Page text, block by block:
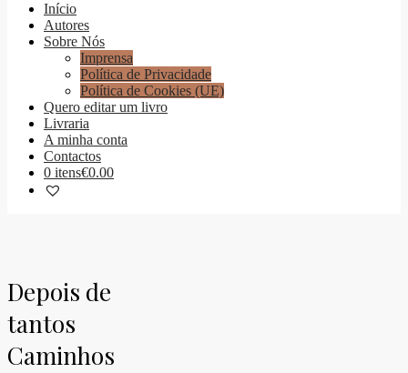
Início
Autores
Sobre Nós
Imprensa
Política de Privacidade
Política de Cookies (UE)
Quero editar um livro
Livraria
A minha conta
Contactos
0 itens€0.00
Depois de
tantos
Caminhos